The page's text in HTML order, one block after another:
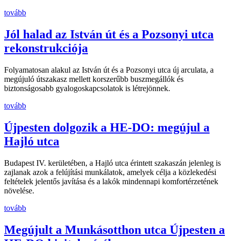
tovább
Jól halad az István út és a Pozsonyi utca
rekonstrukciója
Folyamatosan alakul az István út és a Pozsonyi utca új arculata, a
megújuló útszakasz mellett korszerűbb buszmegállók és
biztonságosabb gyalogoskapcsolatok is létrejönnek.
tovább
Újpesten dolgozik a HE-DO: megújul a
Hajló utca
Budapest IV. kerületében, a Hajló utca érintett szakaszán jelenleg is
zajlanak azok a felújítási munkálatok, amelyek célja a közlekedési
feltételek jelentős javítása és a lakók mindennapi komfortérzetének
növelése.
tovább
Megújult a Munkásotthon utca Újpesten a